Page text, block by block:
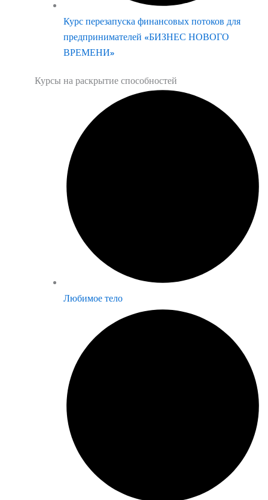
Курс перезапуска финансовых потоков для
предпринимателей «БИЗНЕС НОВОГО
ВРЕМЕНИ»
Курсы на раскрытие способностей
Любимое тело